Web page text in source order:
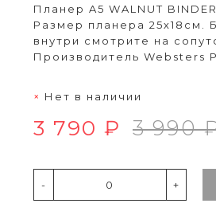
Планер A5 WALNUT
Размер планера 25х18см.
внутри смотрите на
Производитель Websters
Нет в наличии
3 790 ₽ 3 990
- +